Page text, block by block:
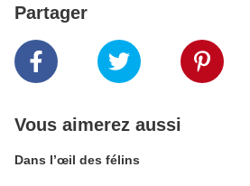
Partager
Vous aimerez aussi
Dans l’œil des félins